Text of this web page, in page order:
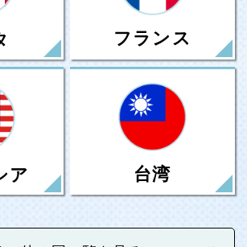
フランス
ア 台湾